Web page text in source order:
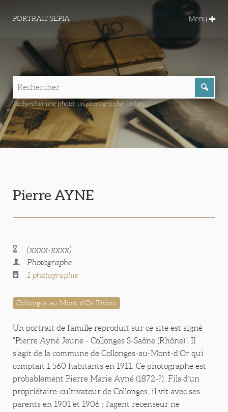
PORTRAIT SÉPIA Menu
Rechercher une photo, un photographe, un lieu...
Pierre AYNE
(xxxx-xxxx)
Photographe
1 photographie
Collonges-au-Mont-d'Or Rhône
Un portrait de famille reproduit sur ce site est signé
"Pierre Ayné Jeune - Collonges S-Saône (Rhône)". Il
s’agit de la commune de Collonges-au-Mont-d’Or qui
comptait 1 560 habitants en 1911. Ce photographe est
probablement Pierre Marie Ayné (1872-?). Fils d’un
propriétaire-cultivateur de Collonges, il vit avec ses
parents en 1901 et 1906 ; l’agent recenseur ne